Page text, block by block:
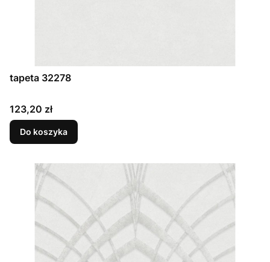
tapeta 32278
Cena
123,20 zł
Do koszyka